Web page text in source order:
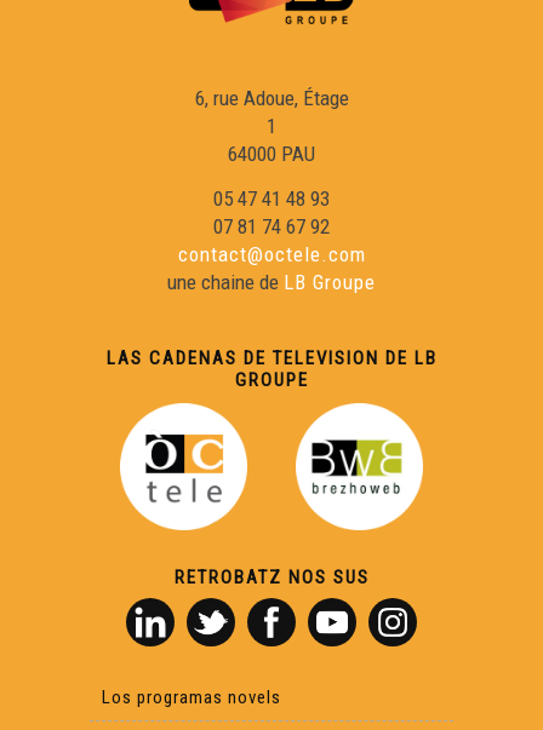
6, rue Adoue, Étage
1
64000 PAU
05 47 41 48 93
07 81 74 67 92
contact@octele.com
une chaine de LB Groupe
LAS CADENAS DE TELEVISION DE LB
GROUPE
RETROBATZ NOS SUS
Los programas novels